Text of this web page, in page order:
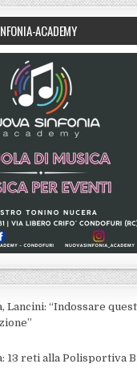
ACADEMY
Lancini: “Indossare
13 reti alla Polisportiva